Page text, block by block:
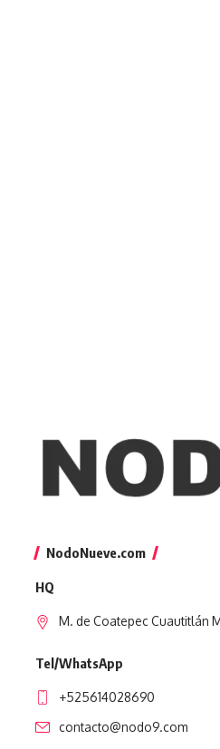
NodoNueve.com
HQ
M. de Coatepec Cuautitlán
Tel/WhatsApp
+525614028690
contacto@nodo9.com